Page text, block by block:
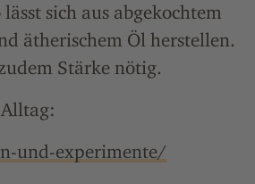
sich aus abgekochtem
ätherischem Öl herstellen.
Stärke nötig.
und-experimente/